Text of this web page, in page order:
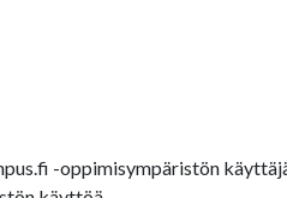
-oppimisympäristön